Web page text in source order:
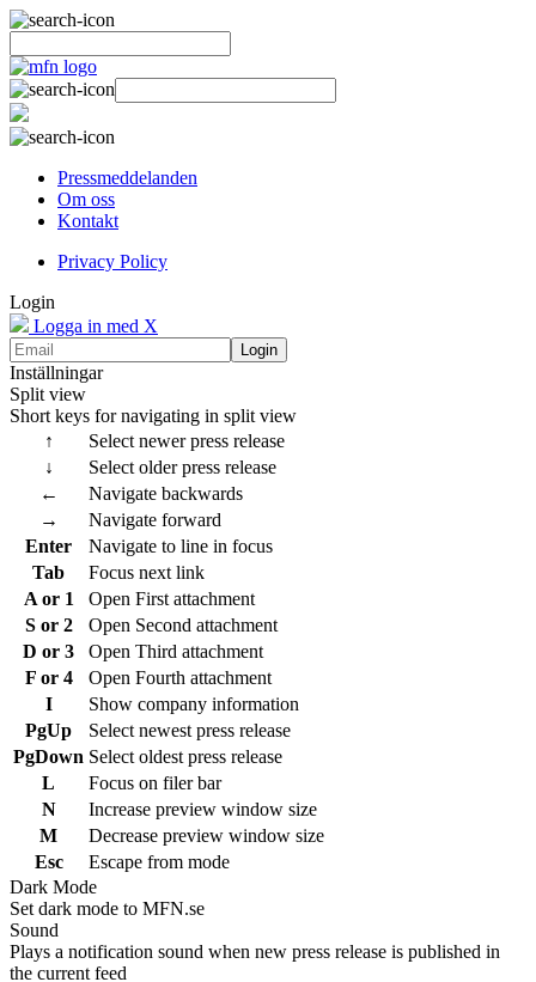
Pressmeddelanden
Om oss
Kontakt
Privacy Policy
Login
Logga in med X
Login
Inställningar
Split view
Short keys for navigating in split view
↑
Select newer press release
↓
Select older press release
←
Navigate backwards
→
Navigate forward
Enter
Navigate to line in focus
Tab
Focus next link
A or 1
Open First attachment
S or 2
Open Second attachment
D or 3
Open Third attachment
F or 4
Open Fourth attachment
I
Show company information
PgUp
Select newest press release
PgDown Select oldest press release
L
Focus on filer bar
N
Increase preview window size
M
Decrease preview window size
Esc
Escape from mode
Dark Mode
Set dark mode to MFN.se
Sound
Plays a notification sound when new press release is published in
the current feed